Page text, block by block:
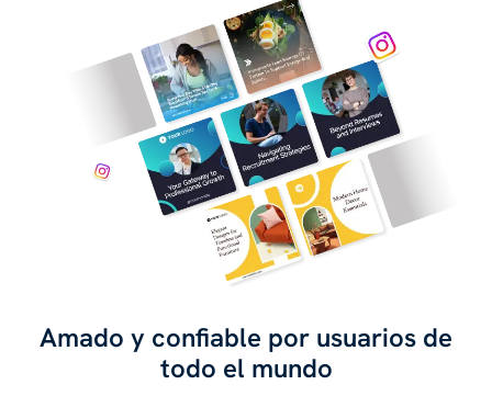
Amado y confiable por usuarios de
todo el mundo